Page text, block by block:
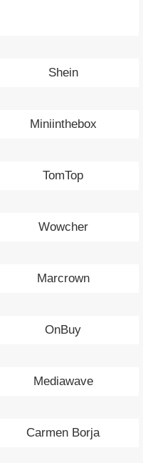
Shein
Miniinthebox
TomTop
Wowcher
Marcrown
OnBuy
Mediawave
Carmen Borja